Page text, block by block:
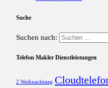
Suche
Suchen nach:
Telefon Makler Dienstleistungen
2 Weihnachtstag